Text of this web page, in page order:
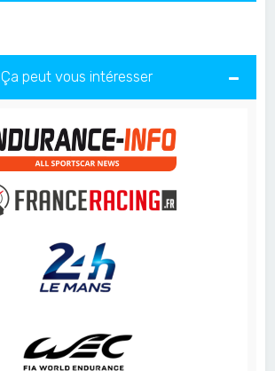
Ça peut vous intéresser